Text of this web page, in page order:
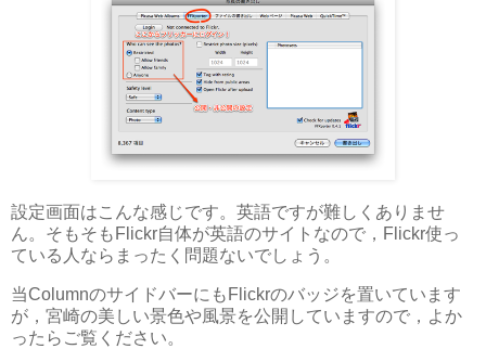
設定画面はこんな感じです。英語ですが難しくありませ
ん。そもそもFlickr自体が英語のサイトなので，Flickr使っ
ている人ならまったく問題ないでしょう。
当ColumnのサイドバーにもFlickrのバッジを置いています
が，宮崎の美しい景色や風景を公開していますので，よか
ったらご覧ください。